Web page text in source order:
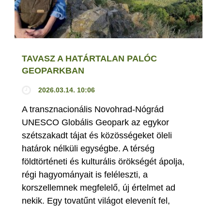
TAVASZ A HATÁRTALAN PALÓC
GEOPARKBAN
2026.03.14. 10:06
A transznacionális Novohrad-Nógrád
UNESCO Globális Geopark az egykor
szétszakadt tájat és közösségeket öleli
határok nélküli egységbe. A térség
földtörténeti és kulturális örökségét ápolja,
régi hagyományait is feléleszti, a
korszellemnek megfelelő, új értelmet ad
nekik. Egy tovatűnt világot elevenít fel,